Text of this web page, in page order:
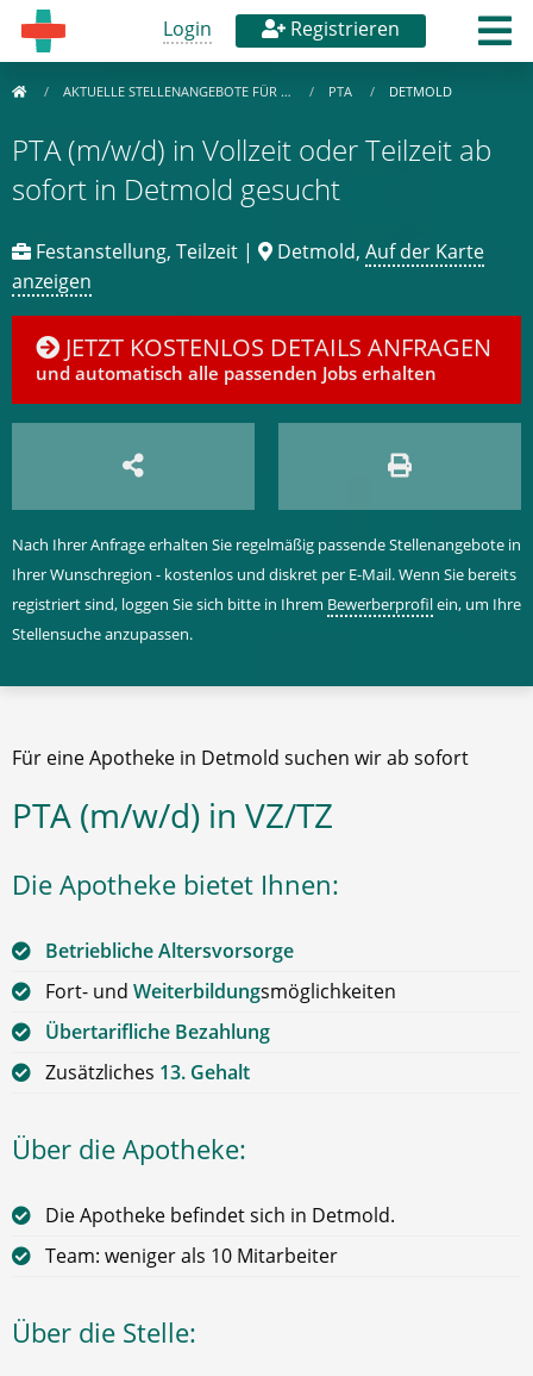
Login Registrieren
AKTUELLE STELLENANGEBOTE FÜR … PTA DETMOLD
PTA (m/w/d) in Vollzeit oder Teilzeit ab
sofort in Detmold gesucht
Festanstellung, Teilzeit | Detmold, Auf der Karte
anzeigen
JETZT KOSTENLOS DETAILS ANFRAGEN
und automatisch alle passenden Jobs erhalten
Nach Ihrer Anfrage erhalten Sie regelmäßig passende Stellenangebote in
Ihrer Wunschregion - kostenlos und diskret per E-Mail. Wenn Sie bereits
registriert sind, loggen Sie sich bitte in Ihrem Bewerberprofilein, um Ihre
Stellensuche anzupassen.
Für eine Apotheke in Detmold suchen wir ab sofort
PTA (m/w/d) in VZ/TZ
Die Apotheke bietet Ihnen:
Betriebliche Altersvorsorge
Fort- und Weiterbildungsmöglichkeiten
Übertarifliche Bezahlung
Zusätzliches 13. Gehalt
Über die Apotheke:
Die Apotheke befindet sich in Detmold.
Team: weniger als 10 Mitarbeiter
Über die Stelle: